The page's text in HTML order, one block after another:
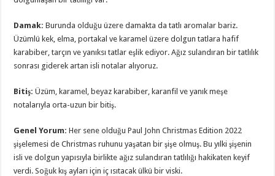
Damak: Burunda olduğu üzere damakta da tatlı aromalar bariz.
Üzümlü kek, elma, portakal ve karamel üzere dolgun tatlara hafif
karabiber, tarçın ve yanıksı tatlar eşlik ediyor. Ağız sulandıran bir tatlılık
sonrası giderek artan isli notalar alıyoruz.
Bitiş: Üzüm, karamel, beyaz karabiber, karanfil ve yanık meşe
notalarıyla orta-uzun bir bitiş.
Genel Yorum: Her sene olduğu Paul John Christmas Edition 2022
şişelemesi de Christmas ruhunu yaşatan bir şişe olmuş. Bu yılki şişenin
isli ve dolgun yapısıyla birlikte ağız sulandıran tatlılığı hakikaten keyif
verdi. Soğuk kış ayları için iç ısıtacak ülkü bir viski.